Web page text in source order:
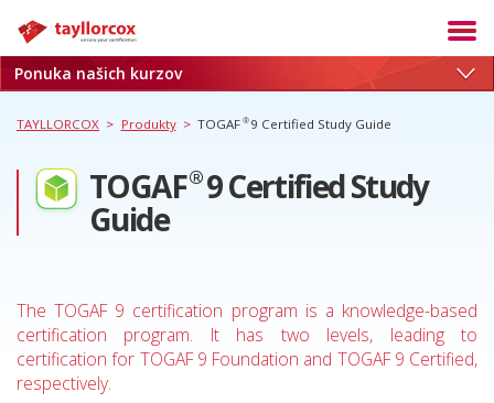
Akadémia
Termíny
Služby
O nás
Referencie
Kontakt
Ponuka našich kurzov
TAYLLORCOX > Produkty > TOGAF ®9 Certified Study Guide
TOGAF®9 Certified Study
Guide
The TOGAF 9 certification program is a knowledge-based
certification program. It has two levels, leading to
certification for TOGAF 9 Foundation and TOGAF 9 Certified,
respectively.